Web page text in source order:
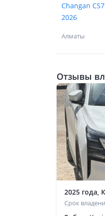
Changan
2026
Алматы
Отзывы
2025 года,
Срок